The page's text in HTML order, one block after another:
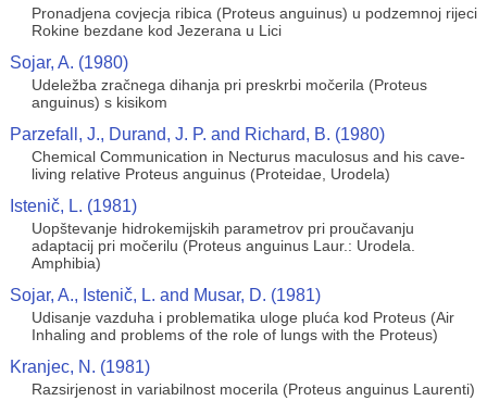
Pronadjena covjecja ribica (Proteus anguinus) u podzemnoj rijeci
Rokine bezdane kod Jezerana u Lici
Sojar, A. (1980)
Udeležba zračnega dihanja pri preskrbi močerila (Proteus
anguinus) s kisikom
Parzefall, J., Durand, J. P. and Richard, B. (1980)
Chemical Communication in Necturus maculosus and his cave-
living relative Proteus anguinus (Proteidae, Urodela)
Istenič, L. (1981)
Uopštevanje hidrokemijskih parametrov pri proučavanju
adaptacij pri močerilu (Proteus anguinus Laur.: Urodela.
Amphibia)
Sojar, A., Istenič, L. and Musar, D. (1981)
Udisanje vazduha i problematika uloge pluća kod Proteus (Air
Inhaling and problems of the role of lungs with the Proteus)
Kranjec, N. (1981)
Razsirjenost in variabilnost mocerila (Proteus anguinus Laurenti)